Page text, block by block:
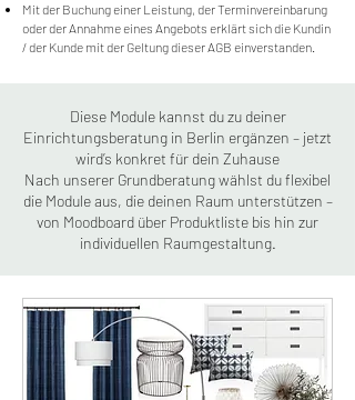
Mit der Buchung einer Leistung, der Terminvereinbarung
oder der Annahme eines Angebots erklärt sich die Kundin
/ der Kunde mit der Geltung dieser AGB einverstanden.
Diese Module kannst du zu deiner
Einrichtungsberatung in Berlin ergänzen – jetzt
wird’s konkret für dein Zuhause
Nach unserer Grundberatung wählst du flexibel
die Module aus, die deinen Raum unterstützen –
von Moodboard über Produktliste bis hin zur
individuellen Raumgestaltung.